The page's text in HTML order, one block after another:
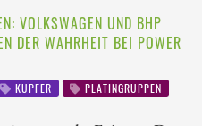
VOLKSWAGEN UND BHP
DER WAHRHEIT BEI POWER
KUPFER
PLATINGRUPPEN